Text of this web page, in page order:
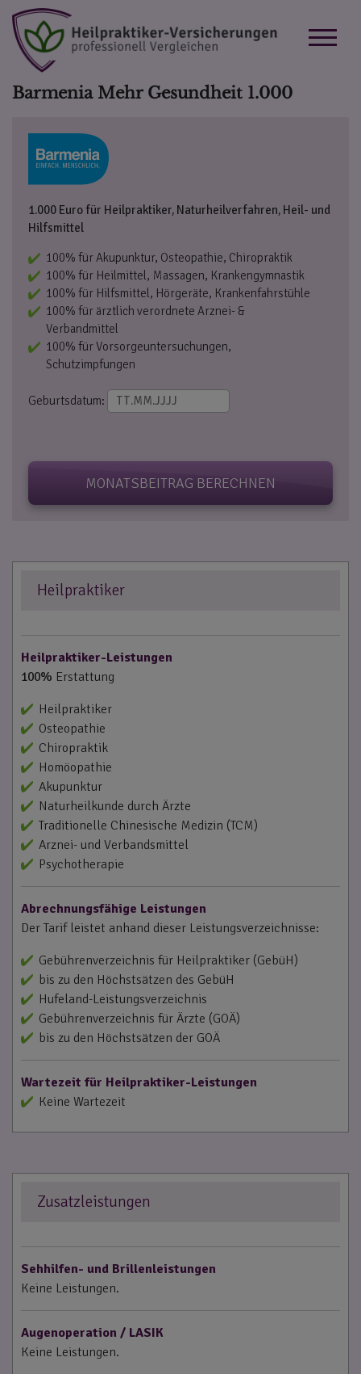
Barmenia Mehr Gesundheit 1.000
1.000 Euro für Heilpraktiker, Naturheilverfahren, Heil- und
Hilfsmittel
100% für Akupunktur, Osteopathie, Chiropraktik
100% für Heilmittel, Massagen, Krankengymnastik
100% für Hilfsmittel, Hörgeräte, Krankenfahrstühle
100% für ärztlich verordnete Arznei- &
Verbandmittel
100% für Vorsorgeuntersuchungen,
Schutzimpfungen
Geburtsdatum:
MONATSBEITRAG BERECHNEN
Heilpraktiker
Heilpraktiker-Leistungen
100% Erstattung
Heilpraktiker
Osteopathie
Chiropraktik
Homöopathie
Akupunktur
Naturheilkunde durch Ärzte
Traditionelle Chinesische Medizin (TCM)
Arznei- und Verbandsmittel
Psychotherapie
Abrechnungsfähige Leistungen
Der Tarif leistet anhand dieser Leistungsverzeichnisse:
Gebührenverzeichnis für Heilpraktiker (GebüH)
bis zu den Höchstsätzen des GebüH
Hufeland-Leistungsverzeichnis
Gebührenverzeichnis für Ärzte (GOÄ)
bis zu den Höchstsätzen der GOÄ
Wartezeit für Heilpraktiker-Leistungen
Keine Wartezeit
Zusatzleistungen
Sehhilfen- und Brillenleistungen
Keine Leistungen.
Augenoperation / LASIK
Keine Leistungen.